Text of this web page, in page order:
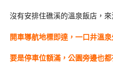
沒有安排住礁溪的溫泉飯店，
開車導航地標即達，一口井溫
要是停車位額滿，公園旁邊也